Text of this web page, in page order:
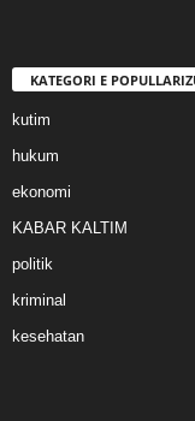
KATEGORI E
kutim
hukum
ekonomi
KABAR KALTIM
politik
kriminal
kesehatan